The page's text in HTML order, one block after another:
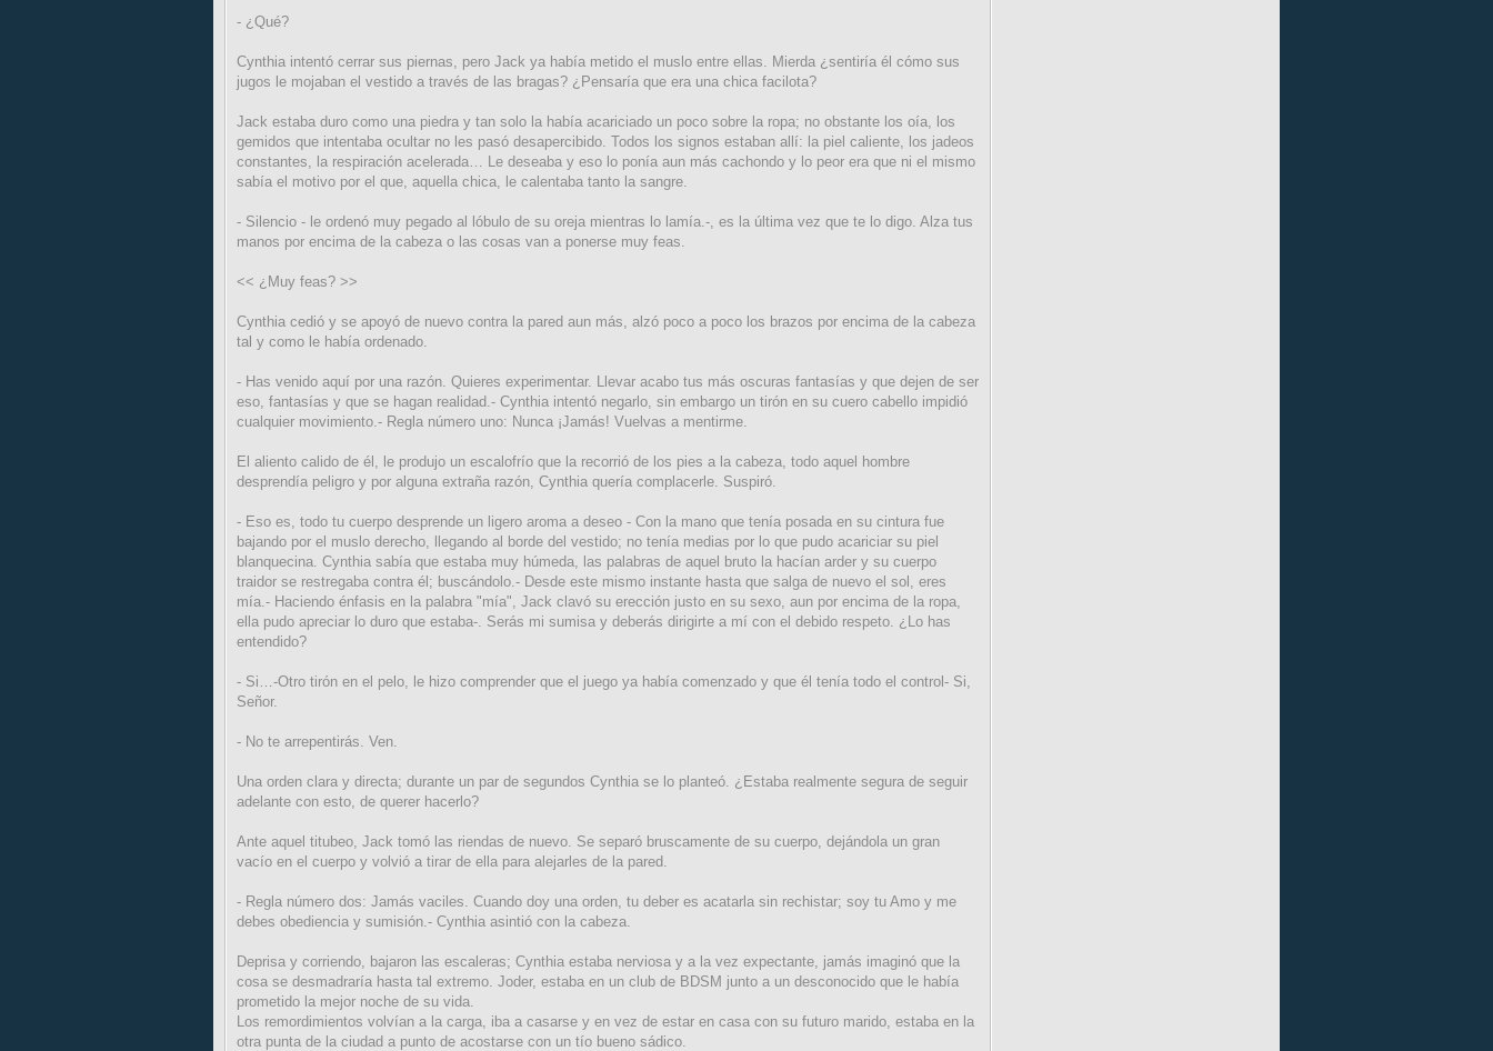
- ¿Qué?
Cynthia intentó cerrar sus piernas, pero Jack ya había metido el muslo entre ellas. Mierda ¿sentiría él cómo sus
jugos le mojaban el vestido a través de las bragas? ¿Pensaría que era una chica facilota?
Jack estaba duro como una piedra y tan solo la había acariciado un poco sobre la ropa; no obstante los oía, los
gemidos que intentaba ocultar no les pasó desapercibido. Todos los signos estaban allí: la piel caliente, los jadeos
constantes, la respiración acelerada… Le deseaba y eso lo ponía aun más cachondo y lo peor era que ni el mismo
sabía el motivo por el que, aquella chica, le calentaba tanto la sangre.
- Silencio - le ordenó muy pegado al lóbulo de su oreja mientras lo lamía.-, es la última vez que te lo digo. Alza tus
manos por encima de la cabeza o las cosas van a ponerse muy feas.
<< ¿Muy feas? >>
Cynthia cedió y se apoyó de nuevo contra la pared aun más, alzó poco a poco los brazos por encima de la cabeza
tal y como le había ordenado.
- Has venido aquí por una razón. Quieres experimentar. Llevar acabo tus más oscuras fantasías y que dejen de ser
eso, fantasías y que se hagan realidad.- Cynthia intentó negarlo, sin embargo un tirón en su cuero cabello impidió
cualquier movimiento.- Regla número uno: Nunca ¡Jamás! Vuelvas a mentirme.
El aliento calido de él, le produjo un escalofrío que la recorrió de los pies a la cabeza, todo aquel hombre
desprendía peligro y por alguna extraña razón, Cynthia quería complacerle. Suspiró.
- Eso es, todo tu cuerpo desprende un ligero aroma a deseo - Con la mano que tenía posada en su cintura fue
bajando por el muslo derecho, llegando al borde del vestido; no tenía medias por lo que pudo acariciar su piel
blanquecina. Cynthia sabía que estaba muy húmeda, las palabras de aquel bruto la hacían arder y su cuerpo
traidor se restregaba contra él; buscándolo.- Desde este mismo instante hasta que salga de nuevo el sol, eres
mía.- Haciendo énfasis en la palabra "mía", Jack clavó su erección justo en su sexo, aun por encima de la ropa,
ella pudo apreciar lo duro que estaba-. Serás mi sumisa y deberás dirigirte a mí con el debido respeto. ¿Lo has
entendido?
- Si…-Otro tirón en el pelo, le hizo comprender que el juego ya había comenzado y que él tenía todo el control- Si,
Señor.
- No te arrepentirás. Ven.
Una orden clara y directa; durante un par de segundos Cynthia se lo planteó. ¿Estaba realmente segura de seguir
adelante con esto, de querer hacerlo?
Ante aquel titubeo, Jack tomó las riendas de nuevo. Se separó bruscamente de su cuerpo, dejándola un gran
vacío en el cuerpo y volvió a tirar de ella para alejarles de la pared.
- Regla número dos: Jamás vaciles. Cuando doy una orden, tu deber es acatarla sin rechistar; soy tu Amo y me
debes obediencia y sumisión.- Cynthia asintió con la cabeza.
Deprisa y corriendo, bajaron las escaleras; Cynthia estaba nerviosa y a la vez expectante, jamás imaginó que la
cosa se desmadraría hasta tal extremo. Joder, estaba en un club de BDSM junto a un desconocido que le había
prometido la mejor noche de su vida.
Los remordimientos volvían a la carga, iba a casarse y en vez de estar en casa con su futuro marido, estaba en la
otra punta de la ciudad a punto de acostarse con un tío bueno sádico.